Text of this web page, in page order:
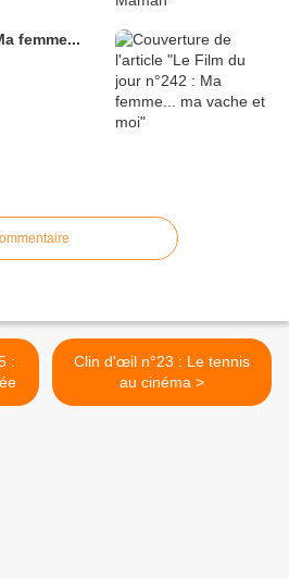
femme...
Clin d'œil n°23 : Le tennis
au cinéma >